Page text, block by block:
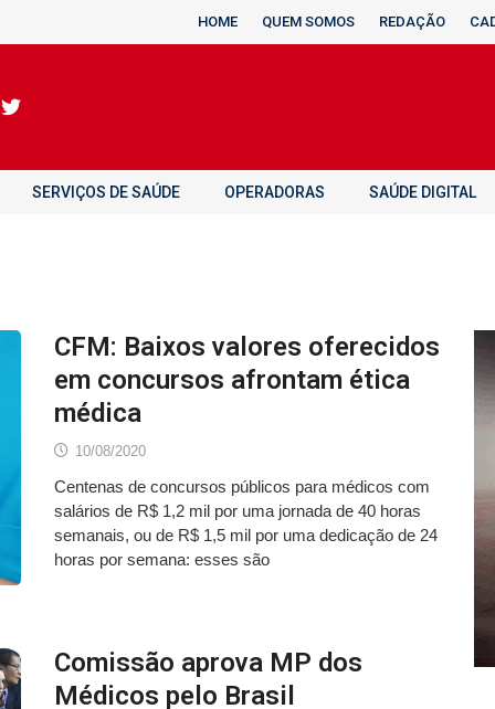
HOME QUEM SOMOS REDAÇÃO
SERVIÇOS DE SAÚDE OPERADORAS SAÚDE DIGITAL
CFM: Baixos valores oferecidos
em concursos afrontam ética
médica
10/08/2020
Centenas de concursos públicos para médicos com
salários de R$ 1,2 mil por uma jornada de 40 horas
semanais, ou de R$ 1,5 mil por uma dedicação de 24
horas por semana: esses são
Comissão aprova MP dos
Médicos pelo Brasil